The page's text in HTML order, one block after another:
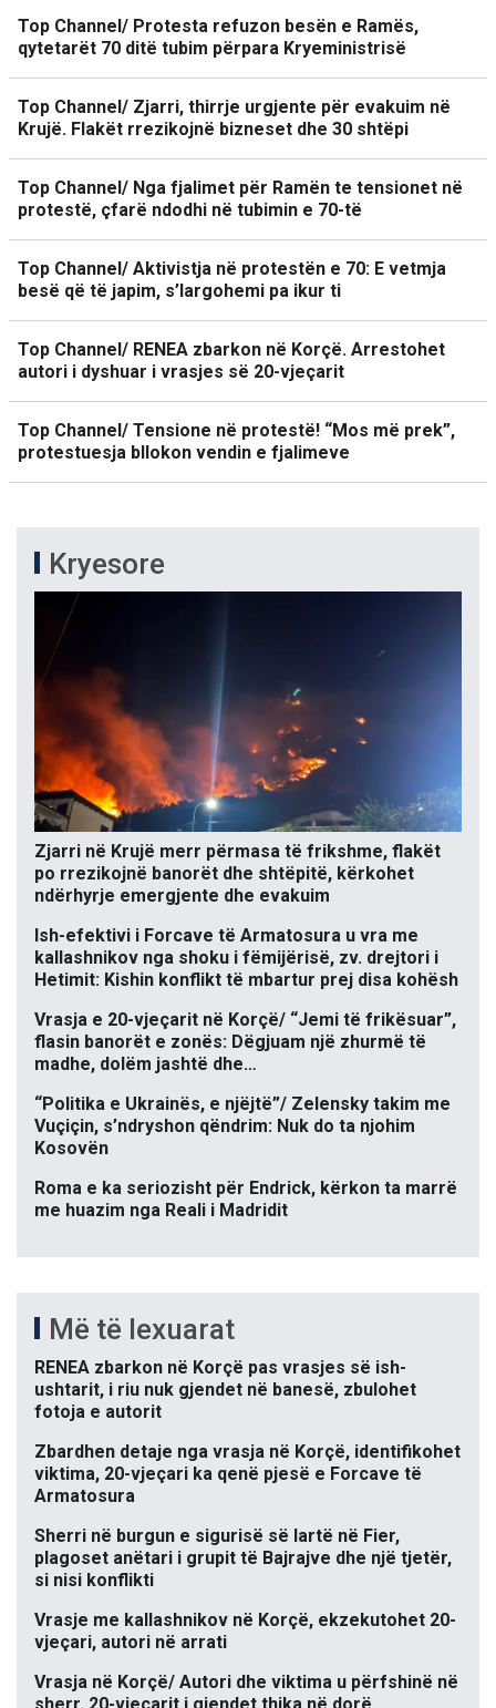
Top Channel/ Protesta refuzon besën e Ramës,
qytetarët 70 ditë tubim përpara Kryeministrisë
Top Channel/ Zjarri, thirrje urgjente për evakuim në
Krujë. Flakët rrezikojnë bizneset dhe 30 shtëpi
Top Channel/ Nga fjalimet për Ramën te tensionet në
protestë, çfarë ndodhi në tubimin e 70-të
Top Channel/ Aktivistja në protestën e 70: E vetmja
besë që të japim, s’largohemi pa ikur ti
Top Channel/ RENEA zbarkon në Korçë. Arrestohet
autori i dyshuar i vrasjes së 20-vjeçarit
Top Channel/ Tensione në protestë! “Mos më prek”,
protestuesja bllokon vendin e fjalimeve
Kryesore
Zjarri në Krujë merr përmasa të frikshme, flakët
po rrezikojnë banorët dhe shtëpitë, kërkohet
ndërhyrje emergjente dhe evakuim
Ish-efektivi i Forcave të Armatosura u vra me
kallashnikov nga shoku i fëmijërisë, zv. drejtori i
Hetimit: Kishin konflikt të mbartur prej disa kohësh
Vrasja e 20-vjeçarit në Korçë/ “Jemi të frikësuar”,
flasin banorët e zonës: Dëgjuam një zhurmë të
madhe, dolëm jashtë dhe…
“Politika e Ukrainës, e njëjtë”/ Zelensky takim me
Vuçiçin, s’ndryshon qëndrim: Nuk do ta njohim
Kosovën
Roma e ka seriozisht për Endrick, kërkon ta marrë
me huazim nga Reali i Madridit
Më të lexuarat
RENEA zbarkon në Korçë pas vrasjes së ish-
ushtarit, i riu nuk gjendet në banesë, zbulohet
fotoja e autorit
Zbardhen detaje nga vrasja në Korçë, identifikohet
viktima, 20-vjeçari ka qenë pjesë e Forcave të
Armatosura
Sherri në burgun e sigurisë së lartë në Fier,
plagoset anëtari i grupit të Bajrajve dhe një tjetër,
si nisi konflikti
Vrasje me kallashnikov në Korçë, ekzekutohet 20-
vjeçari, autori në arrati
Vrasja në Korçë/ Autori dhe viktima u përfshinë në